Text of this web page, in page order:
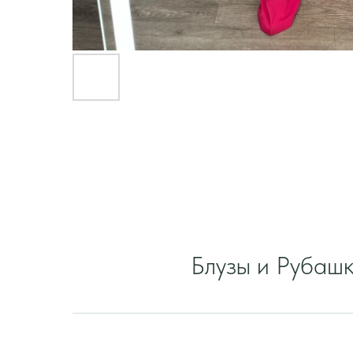
Блузы и